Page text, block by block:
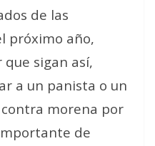
de las
próximo año,
sigan así,
a un panista o un
morena por
de